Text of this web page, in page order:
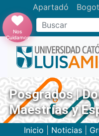
Apartadó
Buscar
Nos
Cuidamos
Posgrados |
Maestrías y
Inicio Noticias